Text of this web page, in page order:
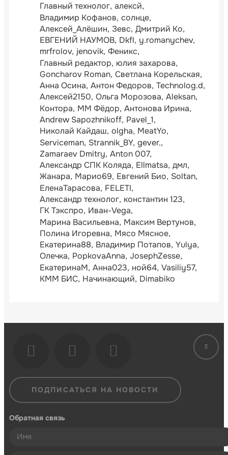
Главный технолог алексй
Владимир Кофанов солнце
Алексей_Алёшин Зевс Дмитрий Ко
ЕВГЕНИЙ НАУМОВ Dkfl y.romanychev
mrfrolov jenovik Феникс
Главный редактор юлия захарова
Goncharov Roman Светлана Корельская
Анна Осина Антон Федоров Technolog.d
Алексей2150 Ольга Морозова Aleksan
Контора ММ Фёдор Антонова Ирина
Andrew Sapozhnikoff Pavel_1
Николай Кайдаш olgha MeatYo
Serviceman Strannik_BY gever.
Zamaraev Dmitry Anton 007
Александр СПК Коляда Ellmatsa дмл
Жанара Марио69 Евгений Био Soltan
ЕленаТарасова FELETI
Александр технолог константин 123
ГК Тэкспро Иван-Vega
Марина Васильевна Максим Вертунов
Полина Игоревна Мясо Мясное
Екатерина88 Владимир Потапов Yulya
Олечка PopkovaAnna JosephZesse
ЕкатеринаМ Анна023 ной64 Vasiliy57
КММ БИС Начинающий Dimabiko
ПОДПИСАТЬСЯ НА НОВОСТИ
Обратная связь